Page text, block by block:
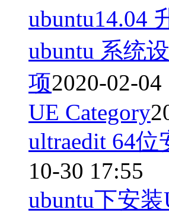
ubuntu14.04
ubuntu 系统
项2020-02-04
UE Category
ultraedit 64位
10-30 17:55
ubuntu下安